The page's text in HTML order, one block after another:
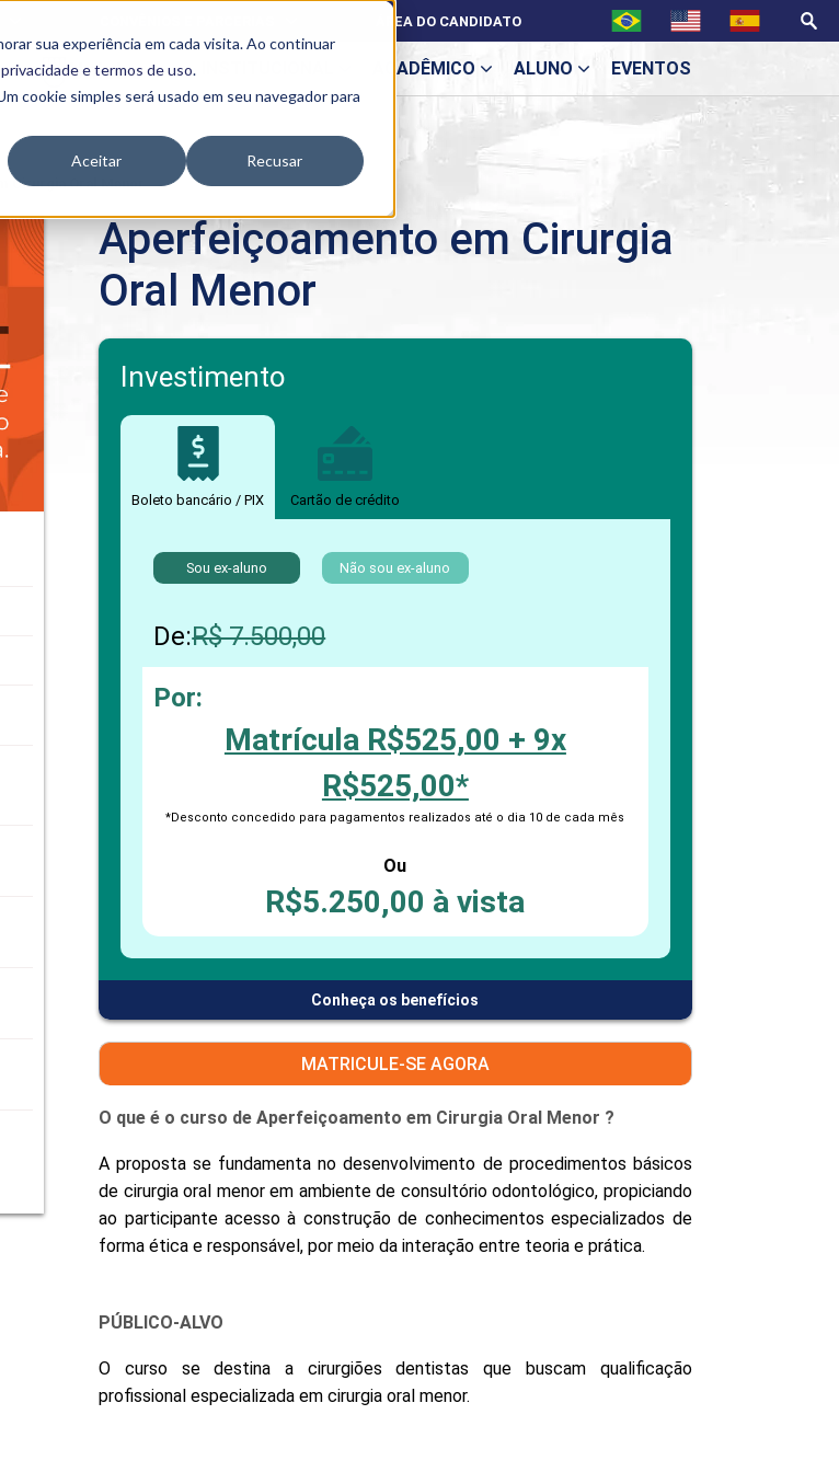
sua experiência em cada visita. Ao continuar
privacidade e termos de uso.
cookie simples será usado em seu navegador para
Aceitar Recusar
ACADÊMICO
Acadêmicos
PROEST
PAE
PIME
Extensão
MPHU
PROES
PROPEPE
ALUNO EVENTOS
ÁREA DO CANDIDATO
Cirurgia Oral Menor
Aperfeiçoamento em Cirurgia
Oral Menor
Investimento
Boleto bancário / PIX Cartão de crédito
Sou ex-aluno Não sou ex-aluno
De:R$ 7.500,00
Por:
Matrícula R$525,00 + 9x
R$525,00*
*Desconto concedido para pagamentos realizados até o dia 10 de cada mês
Ou
R$5.250,00 à vista
Conheça os benefícios
MATRICULE-SE AGORA
O que é o curso de Aperfeiçoamento em Cirurgia Oral Menor ?
A proposta se fundamenta no desenvolvimento de procedimentos básicos
de cirurgia oral menor em ambiente de consultório odontológico, propiciando
ao participante acesso à construção de conhecimentos especializados de
forma ética e responsável, por meio da interação entre teoria e prática.
PÚBLICO-ALVO
O curso se destina a cirurgiões dentistas que buscam qualificação
profissional especializada em cirurgia oral menor.